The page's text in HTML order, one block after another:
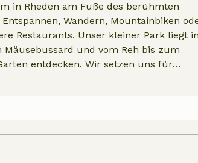
in Rheden am Fuße des berühmten
Wandern, Mountainbiken
Restaurants. Unser kleiner Park liegt
Mäusebussard und vom Reh bis zum
entdecken. Wir setzen uns für
eine neu eingesäte Blumenwiese
gibt es so viel zu tun, dass ein
mit seinen Trickbetrügern, alles in relativ